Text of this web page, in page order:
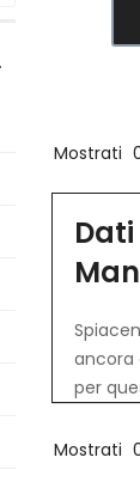
Mostrati
Dati
ancora
per
Mostrati